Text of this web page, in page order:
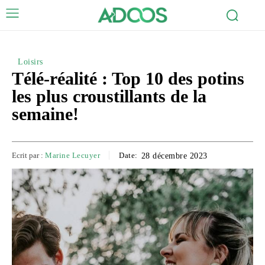
Loisirs
Télé-réalité : Top 10 des potins
les plus croustillants de la
semaine!
Ecrit par : Marine Lecuyer Date: 28 décembre 2023